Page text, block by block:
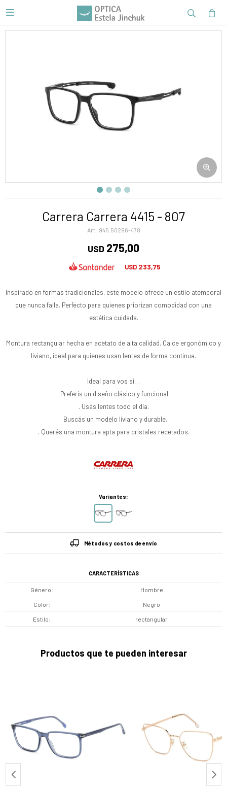

Carrera Carrera 4415 - 807
945.50296-478
USD 275,00
USD 233,75
Inspirado en formas tradicionales, este modelo ofrece un estilo atemporal
que nunca falla. Perfecto para quienes priorizan comodidad con una
estética cuidada.
Montura rectangular hecha en acetato de alta calidad. Calce ergonómico y
liviano, ideal para quienes usan lentes de forma continua.
Ideal para vos si…
. Preferís un diseño clásico y funcional.
. Usás lentes todo el día.
. Buscás un modelo liviano y durable.
. Querés una montura apta para cristales recetados.
Variantes:
Métodos y costos de envío
CARACTERÍSTICAS
Género Hombre
Color Negro
Estilo rectangular
Productos que te pueden interesar